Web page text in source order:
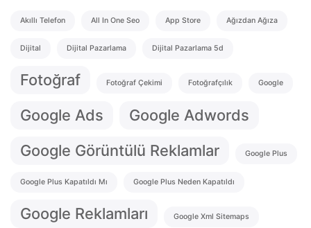
Akıllı Telefon All In One Seo App Store Ağızdan Ağıza
Dijital Dijital Pazarlama Dijital Pazarlama 5d
Fotoğraf Fotoğraf Çekimi Fotoğrafçılık Google
Google Ads
Google Adwords
Google Görüntülü Reklamlar
Google Plus
Google Plus Kapatıldı Mı Google Plus Neden Kapatıldı
Google Reklamları Google Xml Sitemaps